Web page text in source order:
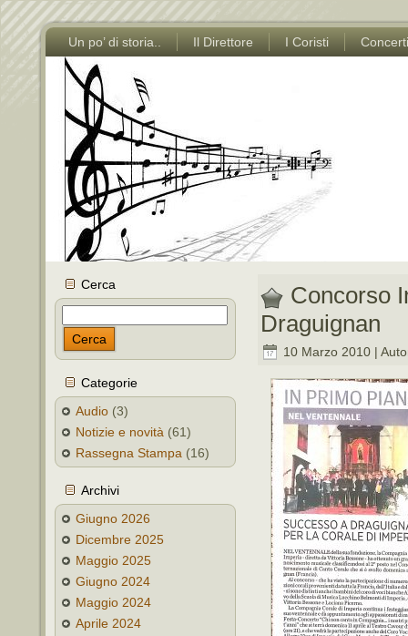
Un po’ di storia.. Il Direttore I Coristi Concerti
Cerca
Cerca
Categorie
Audio (3)
Notizie e novità (61)
Rassegna Stampa (16)
Archivi
Giugno 2026
Dicembre 2025
Maggio 2025
Giugno 2024
Maggio 2024
Aprile 2024
Concorso
Draguignan
10 Marzo 2010 |